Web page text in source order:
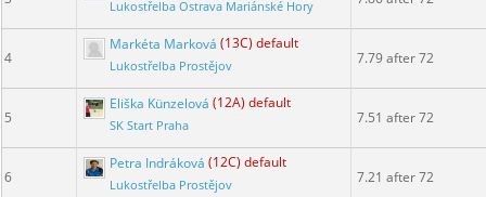
Lukostřelba Ostrava Mariánské Hory
4
Markéta Marková (13C) default
Lukostřelba Prostějov 7.79 after 72
5
Eliška Künzelová (12A) default
SK Start Praha 7.51 after 72
6
Petra Indráková (12C) default
Lukostřelba Prostějov 7.21 after 72